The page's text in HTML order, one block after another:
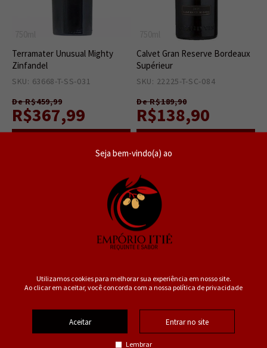
Seja bem-vindo(a) ao
Utilizamos cookies para melhorar sua experiência em nosso site.
Ao clicar em aceitar, você concorda com a nossa política de privacidade
Aceitar Entrar no site
Lembrar
Terramater Unusual Mighty
Zinfandel
SKU: 63668-T-SS-031
De R$459,99
R$367,99
Calvet Gran Reserve Bordeaux
Supérieur
SKU: 22225-T-SC-084
De R$189,90
R$138,90
10%
OFF